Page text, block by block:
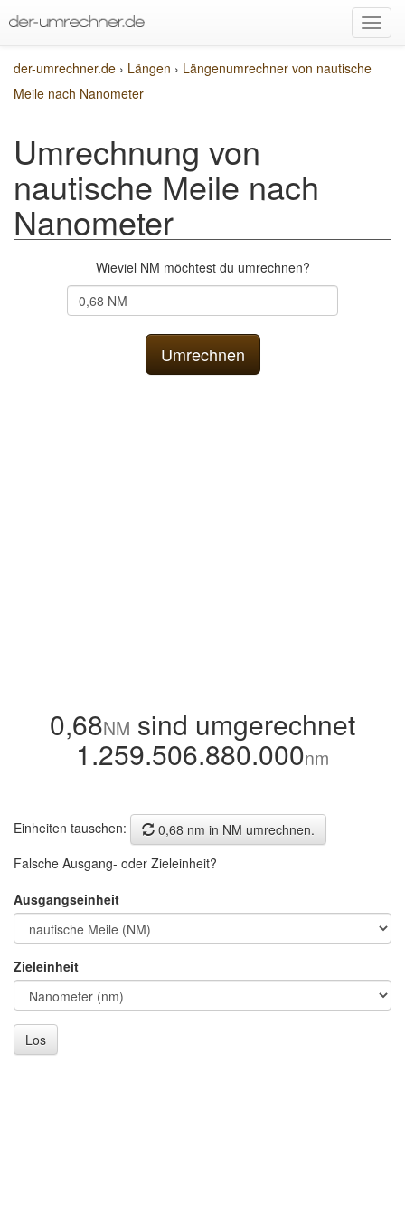
der-umrechner.de › Längen › Längenumrechner von nautische
Meile nach Nanometer
Umrechnung von
nautische Meile nach
Nanometer
Wieviel NM möchtest du umrechnen?
0,68NM sind umgerechnet
1.259.506.880.000nm
Einheiten tauschen:
0,68 nm in NM umrechnen.
Falsche Ausgang- oder Zieleinheit?
Ausgangseinheit
Zieleinheit
Los